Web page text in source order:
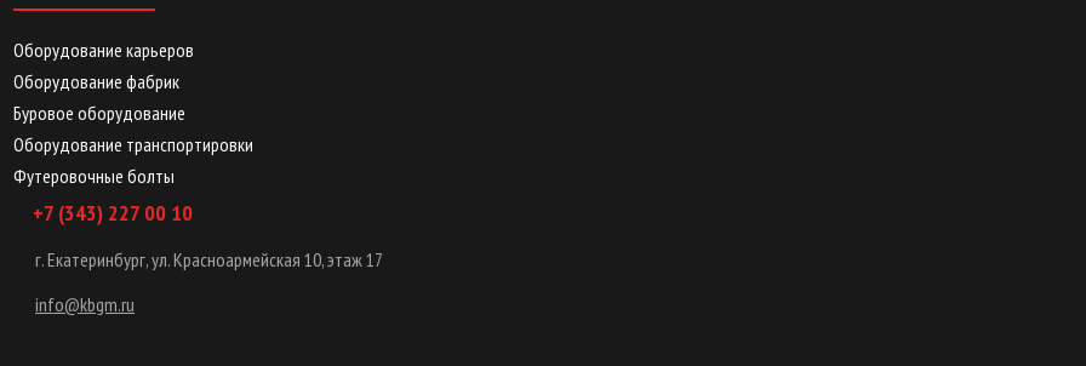
Оборудование карьеров
Оборудование фабрик
Буровое оборудование
Оборудование транспортировки
Футеровочные болты
+7 (343) 227 00 10
г. Екатеринбург, ул. Красноармейская 10, этаж 17
info@kbgm.ru